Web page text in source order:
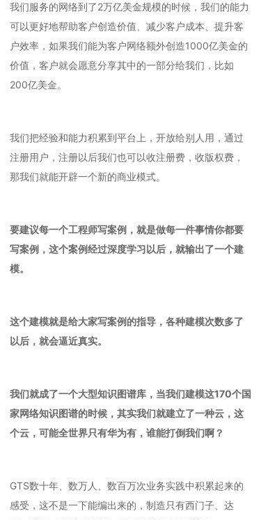
我们服务的网络到了2万亿美金规模的时候，我们的能力
可以更好地帮助客户创造价值、减少客户成本、提升客
户效率，如果我们能为客户网络额外创造1000亿美金的
价值，客户就会愿意分享其中的一部分给我们，比如
200亿美金。
我们把经验和能力积累到平台上，开放给别人用，通过
注册用户，注册以后我们也可以收注册费，收版权费，
那我们就能开辟一个新的商业模式。
要建议每一个工程师写案例，就是做每一件事情你都要
写案例，这个案例经过深度学习以后，就输出了一个建
模。
这个建模就是给大家写案例的指导，各种建模次数多了
以后，就会逼近真实。
我们就成了一个大型知识图谱库，当我们建模这170个国
家网络知识图谱的时候，其实我们就建立了一种云， 这
个云，可能全世界只有华为有，谁能打倒我们啊？
GTS数十年、数万人、数百万次业务实践中积累起来的
感受，这不是一下能编出来的，制造只有西门子、达